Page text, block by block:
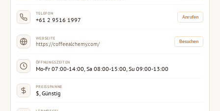
TELEFON
+61 2 9516 1997 Anrufen
WEBSEITE
https://coffeealchemy.com/ Besuchen
ÖFFNUNGSZEITEN
Mo-Fr 07:00-14:00, Sa 08:00-15:00, Su 09:00-13:00
PREISSPANNE
$, Günstig